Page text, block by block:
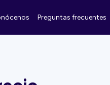
Preguntas frecuentes